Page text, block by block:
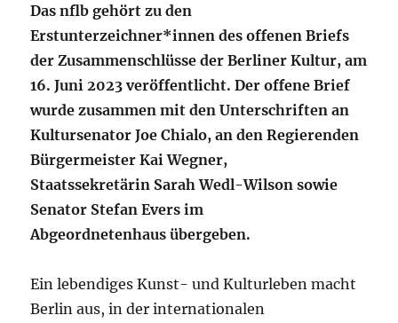
Das nflb gehört zu den
Erstunterzeichner*innen des offenen Briefs
der Zusammenschlüsse der Berliner Kultur, am
16. Juni 2023 veröffentlicht. Der offene Brief
wurde zusammen mit den Unterschriften an
Kultursenator Joe Chialo, an den Regierenden
Bürgermeister Kai Wegner,
Staatssekretärin Sarah Wedl-Wilson sowie
Senator Stefan Evers im
Abgeordnetenhaus übergeben.
Ein lebendiges Kunst- und Kulturleben macht
Berlin aus, in der internationalen